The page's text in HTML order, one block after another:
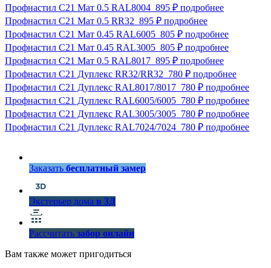
Профнастил С21 Мат 0.5 RAL8004 895 ₽ подробнее
Профнастил С21 Мат 0.5 RR32 895 ₽ подробнее
Профнастил С21 Мат 0.45 RAL6005 805 ₽ подробнее
Профнастил С21 Мат 0.45 RAL3005 805 ₽ подробнее
Профнастил С21 Мат 0.5 RAL8017 895 ₽ подробнее
Профнастил С21 Дуплекс RR32/RR32 780 ₽ подробнее
Профнастил С21 Дуплекс RAL8017/8017 780 ₽ подробнее
Профнастил С21 Дуплекс RAL6005/6005 780 ₽ подробнее
Профнастил С21 Дуплекс RAL3005/3005 780 ₽ подробнее
Профнастил С21 Дуплекс RAL7024/7024 780 ₽ подробнее
Заказать бесплатный замер
Экстерьер дома в 3Д
Рассчитать забор онлайн
Вам также может пригодиться